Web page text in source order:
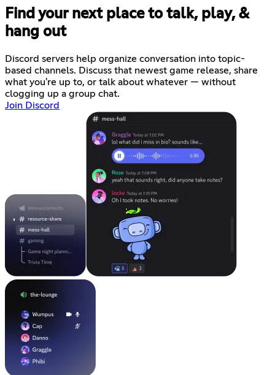
Find your next place to talk, play, &
hang out
Discord servers help organize conversation into topic-
based channels. Discuss that newest game release, share
what you're up to, or talk about whatever — without
clogging up a group chat.
Join Discord